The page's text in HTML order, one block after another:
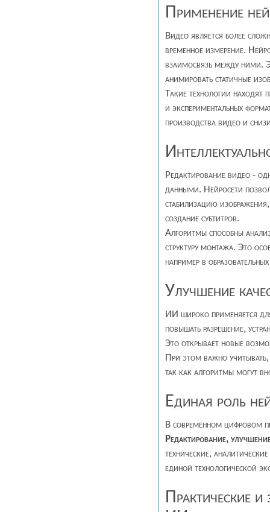
Применение
Видео является более
временное измерение.
взаимосвязь между ними.
анимировать статичные
Такие технологии находят
и экспериментальных
производства видео и
Редактирование видео -
данными. Нейросети
стабилизацию
создание субтитров.
Алгоритмы способны
структуру монтажа. Это
например в
Улучшение
ИИ широко применяется
повышать разрешение,
Это открывает новые
При этом важно учитывать,
так как алгоритмы могут
Единая роль
В современном цифровом
Редактирование,
технические,
единой технологической
Практические и